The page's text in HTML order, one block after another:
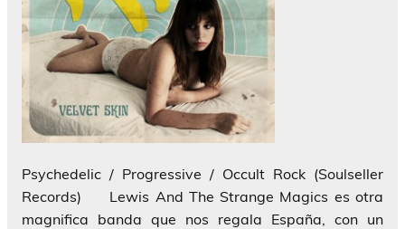
Psychedelic / Progressive / Occult Rock (Soulseller
Records) Lewis And The Strange Magics es otra
magnifica banda que nos regala España, con un